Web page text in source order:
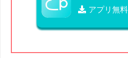
アプリ無